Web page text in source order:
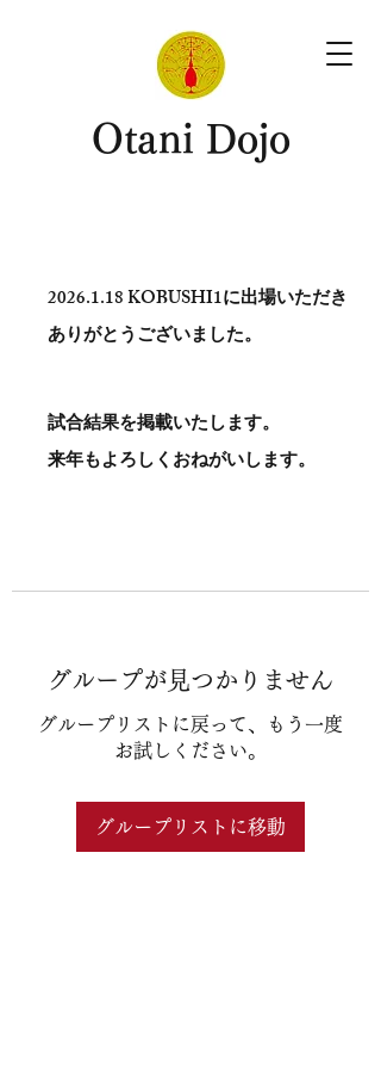
​Otani Dojo
2026.1.18KOBUSHI1に出場いただき
ありがとう​ございました。
試合結果を掲載いたします。
​来年もよろしくおねがいします。
グループが見つかりません
グループリストに戻って、もう一度
お試しください。
グループリストに移動